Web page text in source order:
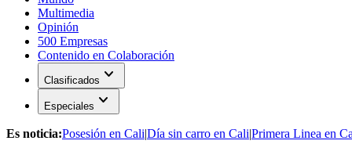
Multimedia
Opinión
500 Empresas
Contenido en Colaboración
Clasificados expand_more
Especiales expand_more
Es noticia:Posesión en Cali|Día sin carro en Cali|Primera Linea en